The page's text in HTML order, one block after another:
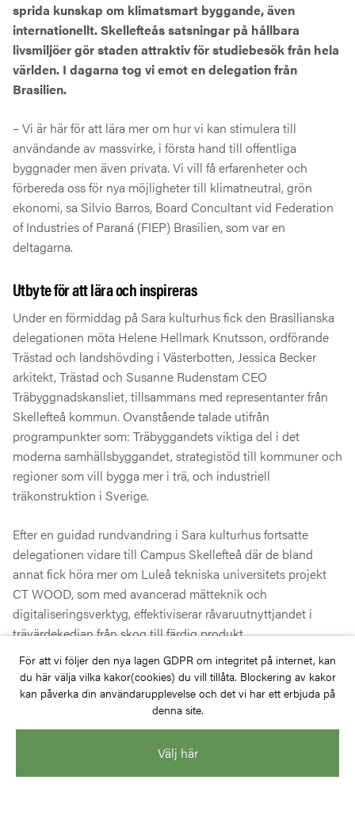
sprida kunskap om klimatsmart byggande, även
internationellt. Skellefteås satsningar på hållbara
livsmiljöer gör staden attraktiv för studiebesök från hela
världen. I dagarna tog vi emot en delegation från
Brasilien.
– Vi är här för att lära mer om hur vi kan stimulera till
användande av massvirke, i första hand till offentliga
byggnader men även privata. Vi vill få erfarenheter och
förbereda oss för nya möjligheter till klimatneutral, grön
ekonomi, sa Silvio Barros, Board Concultant vid Federation
of Industries of Paraná (FIEP) Brasilien, som var en
deltagarna.
Utbyte för att lära och inspireras
Under en förmiddag på Sara kulturhus fick den Brasilianska
delegationen möta Helene Hellmark Knutsson, ordförande
Trästad och landshövding i Västerbotten, Jessica Becker
arkitekt, Trästad och Susanne Rudenstam CEO
Träbyggnadskansliet, tillsammans med representanter från
Skellefteå kommun. Ovanstående talade utifrån
programpunkter som: Träbyggandets viktiga del i det
moderna samhällsbyggandet, strategistöd till kommuner och
regioner som vill bygga mer i trä, och industriell
träkonstruktion i Sverige.
Efter en guidad rundvandring i Sara kulturhus fortsatte
delegationen vidare till Campus Skellefteå där de bland
annat fick höra mer om Luleå tekniska universitets projekt
CT WOOD, som med avancerad mätteknik och
digitaliseringsverktyg, effektiviserar råvaruutnyttjandet i
trävärdekedjan från skog till färdig produkt.
Det här är tredje gången en delegation från Brasilien besöker
Skellefteå. Denna gång deltog Paranás guvernör
tillsammans med en stor grupp medarbetare och
beslutsfattare från olika samhällsstrategiska verksamheter i
För att vi följer den nya lagen GDPR om integritet på internet, kan
du här välja vilka kakor(cookies) du vill tillåta. Blockering av kakor
kan påverka din användarupplevelse och det vi har ett erbjuda på
denna site.
Välj här